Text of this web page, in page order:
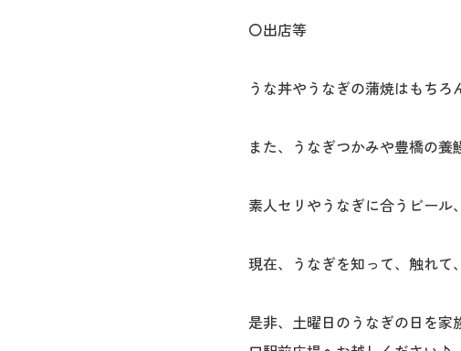
〇出店等
うな丼やうなぎの蒲焼はもちろ
また、うなぎつかみや豊橋の養
素人セリやうなぎに合うビール
現在、うなぎを知って、触れて
是非、土曜日のうなぎの日を